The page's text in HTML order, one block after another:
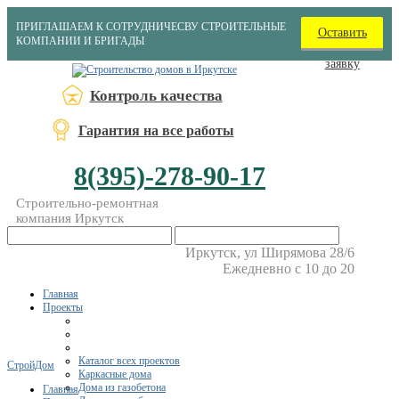
ПРИГЛАШАЕМ К СОТРУДНИЧЕСВУ СТРОИТЕЛЬНЫЕ
КОМПАНИИ И БРИГАДЫ
Оставить
заявку
Контроль качества
Гарантия на все работы
8(395)-278-90-17
Строительно-ремонтная
компания Иркутск
Иркутск, ул Ширямова 28/6
Ежедневно с 10 до 20
Главная
Проекты
Каталог всех проектов
Каркасные дома
Дома из газобетона
СтройДом
Главная